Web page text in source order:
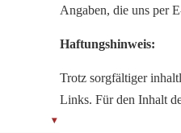
Angaben, die uns per
Haftungshinweis:
Trotz sorgfältiger
Links. Für den Inhalt